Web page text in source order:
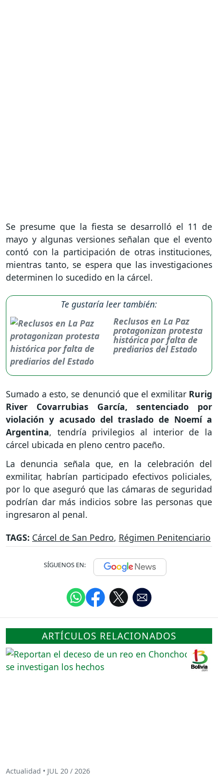
Se presume que la fiesta se desarrolló el 11 de
mayo y algunas versiones señalan que el evento
contó con la participación de otras instituciones,
mientras tanto, se espera que las investigaciones
determinen lo sucedido en la cárcel.
Te gustaría leer también:
Reclusos en La Paz
protagonizan protesta
histórica por falta de
prediarios del Estado
Sumado a esto, se denunció que el exmilitar Rurig
River Covarrubias García, sentenciado por
violación y acusado del traslado de Noemí a
Argentina, tendría privilegios al interior de la
cárcel ubicada en pleno centro paceño.
La denuncia señala que, en la celebración del
exmilitar, habrían participado efectivos policiales,
por lo que aseguró que las cámaras de seguridad
podrían dar más indicios sobre las personas que
ingresaron al penal.
TAGS: Cárcel de San Pedro, Régimen Penitenciario
SÍGUENOS EN:
ARTÍCULOS RELACIONADOS
Actualidad • JUL 20 / 2026